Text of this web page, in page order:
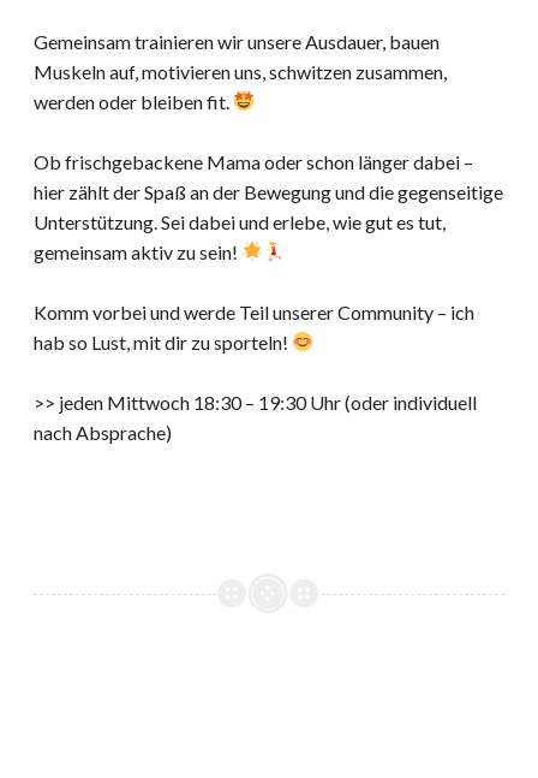
Gemeinsam trainieren wir unsere Ausdauer, bauen
Muskeln auf, motivieren uns, schwitzen zusammen,
werden oder bleiben fit.
Ob frischgebackene Mama oder schon länger dabei –
hier zählt der Spaß an der Bewegung und die gegenseitige
Unterstützung. Sei dabei und erlebe, wie gut es tut,
gemeinsam aktiv zu sein!
Komm vorbei und werde Teil unserer Community – ich
hab so Lust, mit dir zu sporteln!
>> jeden Mittwoch 18:30 – 19:30 Uhr (oder individuell
nach Absprache)